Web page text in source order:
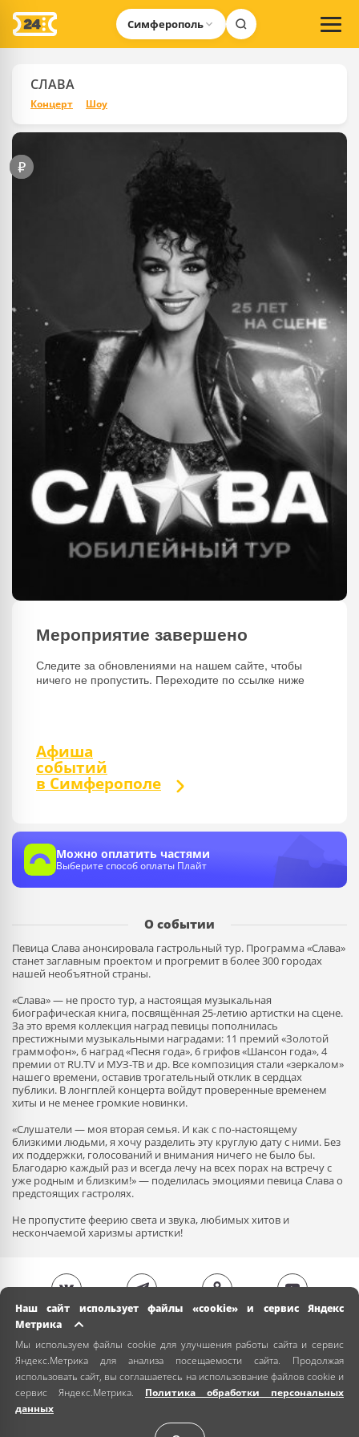
Симферополь
СЛАВА
Концерт Шоу
Мероприятие завершено
Следите за обновлениями на нашем сайте, чтобы
ничего не пропустить. Переходите по ссылке ниже
Афиша
событий
в Симферополе
Можно оплатить частями
Выберите способ оплаты Плайт
О событии
Певица Слава анонсировала гастрольный тур. Программа «Слава»
станет заглавным проектом и прогремит в более 300 городах
нашей необъятной страны.
«Слава» — не просто тур, а настоящая музыкальная
биографическая книга, посвящённая 25-летию артистки на сцене.
За это время коллекция наград певицы пополнилась
престижными музыкальными наградами: 11 премий «Золотой
граммофон», 6 наград «Песня года», 6 грифов «Шансон года», 4
премии от RU.TV и МУЗ-ТВ и др. Все композиция стали «зеркалом»
нашего времени, оставив трогательный отклик в сердцах
публики. В лонгплей концерта войдут проверенные временем
хиты и не менее громкие новинки.
«Слушатели — моя вторая семья. И как с по-настоящему
близкими людьми, я хочу разделить эту круглую дату с ними. Без
их поддержки, голосований и внимания ничего не было бы.
Благодарю каждый раз и всегда лечу на всех порах на встречу с
уже родным и близким!» — поделилась эмоциями певица Слава о
предстоящих гастролях.
Не пропустите феерию света и звука, любимых хитов и
нескончаемой харизмы артистки!
Наш сайт использует файлы «cookie» и сервис Яндекс
Метрика
Мы используем файлы cookie для улучшения работы сайта и сервис
Яндекс.Метрика для анализа посещаемости сайта. Продолжая
использовать сайт, вы соглашаетесь на использование файлов cookie и
сервис Яндекс.Метрика. Политика обработки персональных
данных